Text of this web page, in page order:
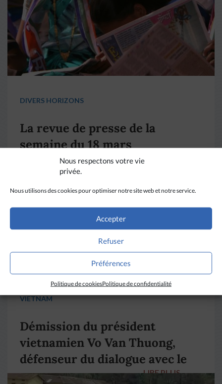
Nous respectons votre vie
privée.
Nous utilisons des cookies pour optimiser notre site web et notre service.
Accepter
Refuser
Préférences
Politique de cookiesPolitique de confidentialité
DIVERS HORIZONS
La revue de presse de la
semaine du 18 mars
VIETNAM
Démission du président
vietnamien Vo Van Thuong,
défenseur du dialogue avec le
pape François
LIRE PLUS →